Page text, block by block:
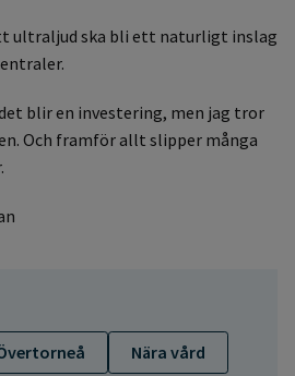
ultraljud ska bli ett naturligt inslag
blir en investering, men jag tror
Och framför allt slipper många
Nära vård